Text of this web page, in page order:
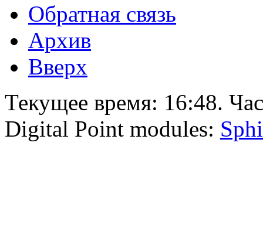
Обратная связь
Архив
Вверх
Текущее время: 16:48.
Digital Point modules: